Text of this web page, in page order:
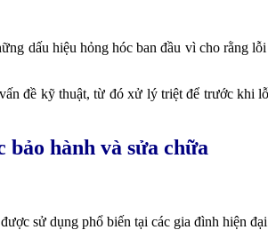
dấu hiệu hỏng hóc ban đầu vì cho rằng
đề kỹ thuật, từ đó xử lý triệt để trước
hành và sửa chữa
sử dụng phổ biến tại các gia đình hiện